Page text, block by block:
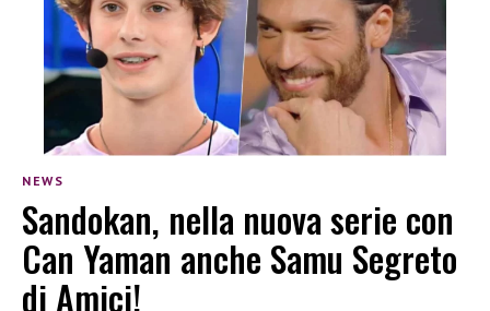
NEWS
Sandokan, nella nuova serie con
Can Yaman anche Samu Segreto
di Amici!